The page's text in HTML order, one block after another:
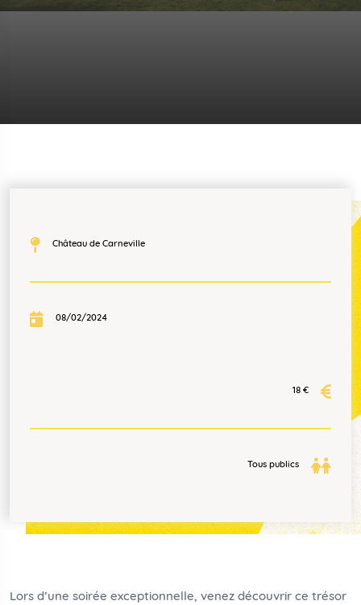
Château de Carneville
08/02/2024
18 €
Tous publics
Lors d’une soirée exceptionnelle, venez découvrir ce trésor